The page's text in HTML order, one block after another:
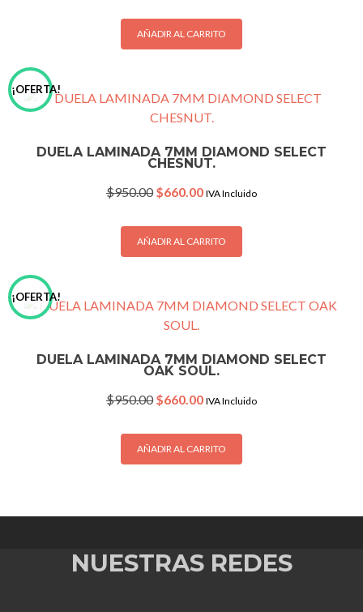
was:
$950.00.
is:
$660.00.
AÑADIR AL CARRITO
¡OFERTA!
DUELA LAMINADA 7MM DIAMOND SELECT
CHESNUT.
$950.00 Original
was:
$950.00.
$660.00Current
is:
$660.00.
IVA Incluido
AÑADIR AL CARRITO
¡OFERTA!
DUELA LAMINADA 7MM DIAMOND SELECT
OAK SOUL.
$950.00 Original
was:
$950.00.
$660.00Current
is:
$660.00.
IVA Incluido
AÑADIR AL CARRITO
NUESTRAS REDES